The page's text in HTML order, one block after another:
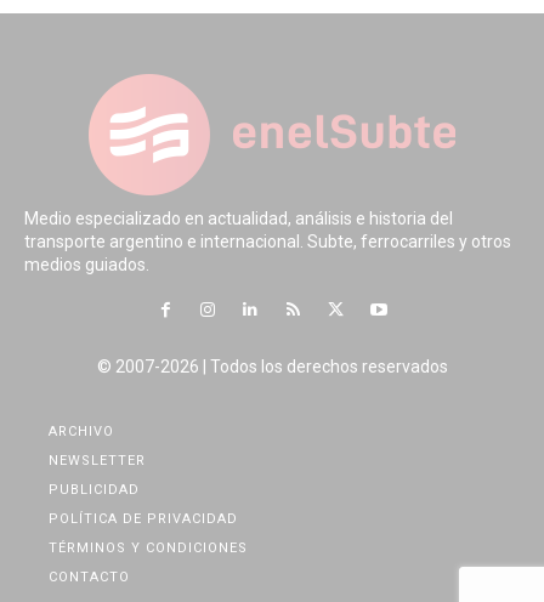
Medio especializado en actualidad, análisis e historia del
transporte argentino e internacional. Subte, ferrocarriles y otros
medios guiados.
© 2007-2026 | Todos los derechos reservados
ARCHIVO
NEWSLETTER
PUBLICIDAD
POLÍTICA DE PRIVACIDAD
TÉRMINOS Y CONDICIONES
CONTACTO